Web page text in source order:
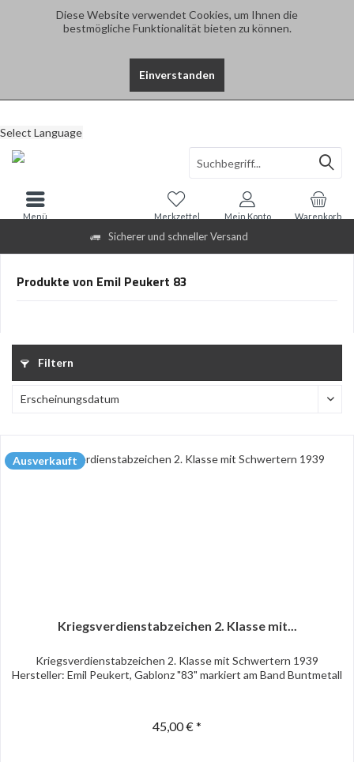
Diese Website verwendet Cookies, um Ihnen die
bestmögliche Funktionalität bieten zu können.
Einverstanden
Sicherer und schneller Versand
Select Language
Warenkorb
Merkzettel Mein Konto
Menü
Produkte von Emil Peukert 83
Filtern
Ausverkauft
Kriegsverdienstabzeichen 2. Klasse mit...
Kriegsverdienstabzeichen 2. Klasse mit Schwertern 1939
Hersteller: Emil Peukert, Gablonz "83" markiert am Band Buntmetall
45,00 € *